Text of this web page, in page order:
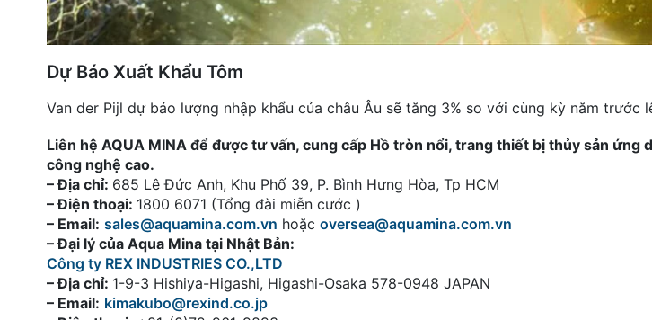
Dự Báo Xuất Khẩu Tôm
Van der Pijl dự báo lượng nhập khẩu của châu Âu sẽ tăng 3% so với cùng kỳ năm
Liên hệ AQUA MINA để được tư vấn, cung cấp Hồ tròn nổi, trang thiết bị thủy sản ứng
công nghệ cao.
– Địa chỉ: 685 Lê Đức Anh, Khu Phố 39, P. Bình Hưng Hòa, Tp HCM
– Điện thoại: 1800 6071 (Tổng đài miễn cước )
– Email: sales@aquamina.com.vn hoặc oversea@aquamina.com.vn
– Đại lý của Aqua Mina tại Nhật Bản:
Công ty REX INDUSTRIES CO.,LTD
– Địa chỉ: 1-9-3 Hishiya-Higashi, Higashi-Osaka 578-0948 JAPAN
– Email: kimakubo@rexind.co.jp